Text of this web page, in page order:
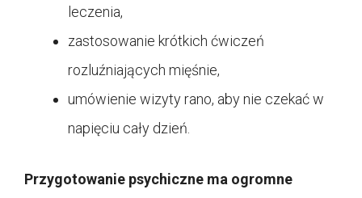
leczenia,
zastosowanie krótkich ćwiczeń
rozluźniających mięśnie,
umówienie wizyty rano, aby nie czekać w
napięciu cały dzień.
Przygotowanie psychiczne ma ogromne